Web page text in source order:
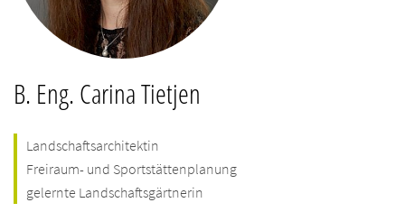
B. Eng. Carina Tietjen
Landschaftsarchitektin
Freiraum- und Sportstättenplanung
gelernte Landschaftsgärtnerin